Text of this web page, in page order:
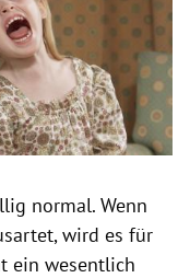
normal. Wenn
wird es für
ein wesentlich